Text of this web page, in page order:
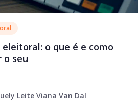
eleitoral: o que é e como
seu
Leite Viana Van Dal